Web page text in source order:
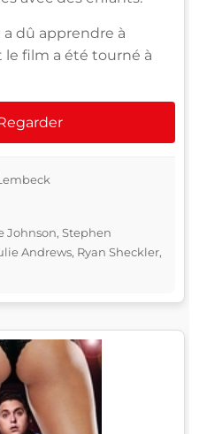
dû apprendre à
le film a été tourné à
Johnson, Stephen
Andrews, Ryan Sheckler,